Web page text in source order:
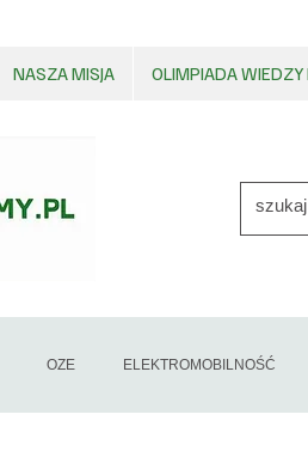
NASZA MISJA OLIMPIADA WIEDZY
OZE ELEKTROMOBILNOŚĆ